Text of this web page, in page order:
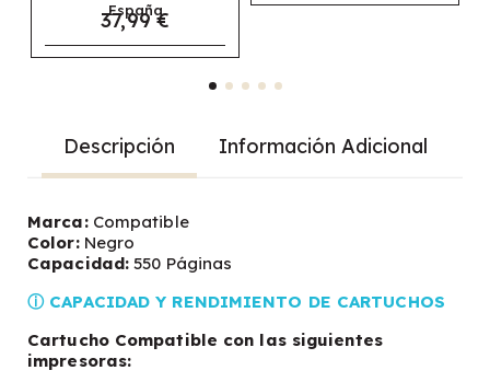
España
37,99 €
Descripción Información Adicional
Marca:Compatible
Color:Negro
Capacidad: 550 Páginas
ⓘ CAPACIDAD Y RENDIMIENTO DE CARTUCHOS
Cartucho Compatible con las siguientes
impresoras: